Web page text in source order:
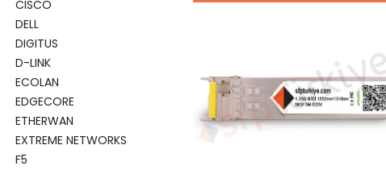
CISCO
DELL
DIGITUS
D-LINK
ECOLAN
EDGECORE
ETHERWAN
EXTREME NETWORKS
F5